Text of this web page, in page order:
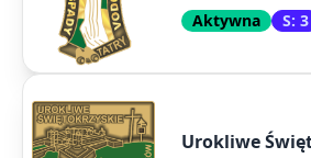
Aktywna S: 3
Urokliwe